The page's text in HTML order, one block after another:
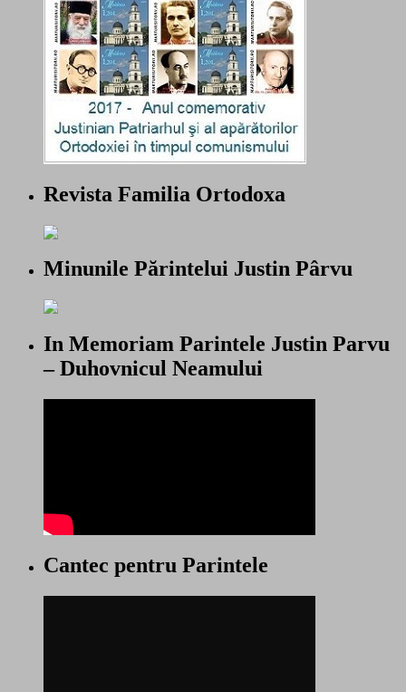
Revista Familia Ortodoxa
Minunile Părintelui Justin Pârvu
In Memoriam Parintele Justin Parvu
– Duhovnicul Neamului
Cantec pentru Parintele